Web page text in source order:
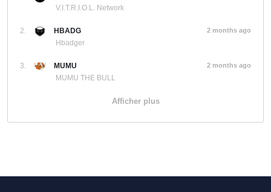
V.I.T.R.I.O.L. Network
2.
HBADG
Hbadger
2 months ago
3.
MUMU
MUMU THE BULL
2 months ago
Afficher plus